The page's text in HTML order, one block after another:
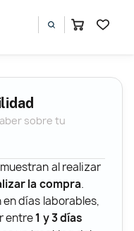
sobre tu
al realizar
la compra.
días laborables,
entre1 y 3 días